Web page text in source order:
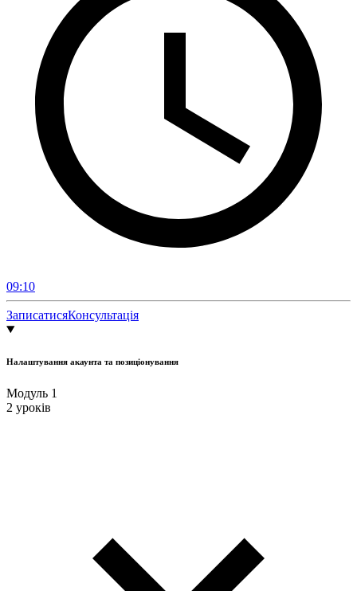
09:10
ЗаписатисяКонсультація
Налаштування акаунта та позиціонування
Модуль 1
2 уроків